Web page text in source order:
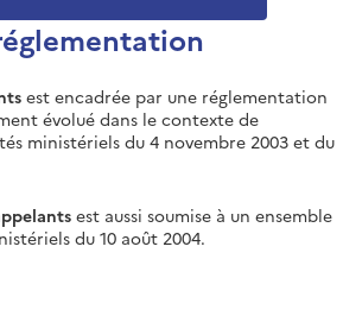
est encadrée par une réglementation
évolué dans le contexte de
ministériels du 4 novembre 2003 et du
est aussi soumise à un ensemble
du 10 août 2004.